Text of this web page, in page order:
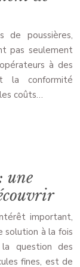
de poussières,
pas seulement
à des
la conformité
coûts…
une
important,
solution à la fois
la question des
fines, est de